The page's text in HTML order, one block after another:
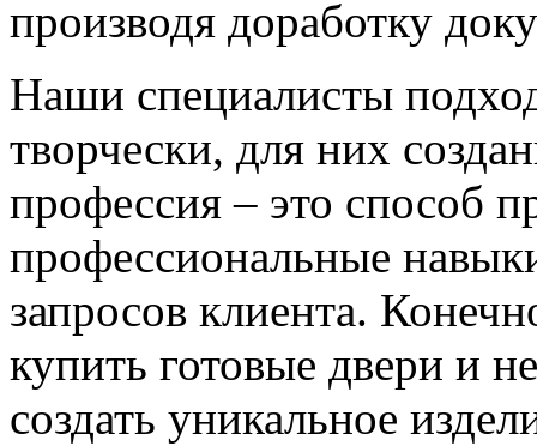
производя доработку
Наши специалисты
творчески, для них
профессия – это способ
профессиональные
запросов клиента.
купить готовые двери и
создать уникальное